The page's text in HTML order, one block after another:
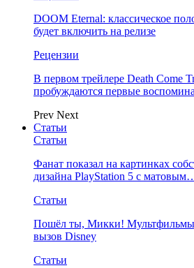
DOOM Eternal: классическое
будет включить на релизе
Рецензии
В первом трейлере Death Come
пробуждаются первые
Prev Next
Статьи
Статьи
Фанат показал на картинках
дизайна PlayStation 5 с
Статьи
Пошёл ты, Микки! Мультфильмы,
вызов Disney
Статьи